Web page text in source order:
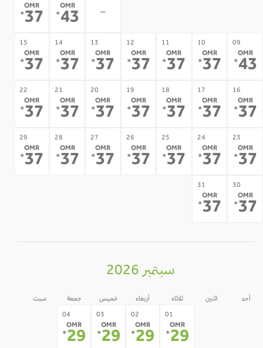
OMR
43
*
OMR
37
*
OMR
*
OMR
37
*
OMR
37
*
OMR
37
*
OMR
37
*
OMR
37
*
OMR
37
*
OMR
*
OMR
37
*
OMR
37
*
OMR
37
*
OMR
37
*
OMR
37
*
OMR
37
*
OMR
*
OMR
37
*
OMR
37
*
OMR
37
*
OMR
37
*
OMR
37
*
OMR
37
*
OMR
*
OMR
37
*
سبتمبر 2026
أحد اثنين ثلاثاء أربعاء خميس جمعة سبت
OMR
29
*
OMR
29
*
OMR
29
*
OMR
29
*